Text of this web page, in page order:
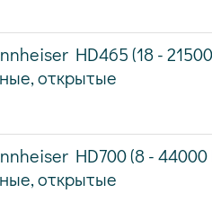
HD465 (18 -
открытые
HD700 (8 - 44000
открытые